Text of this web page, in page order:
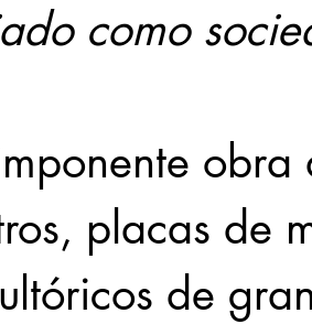
como
placas de
de